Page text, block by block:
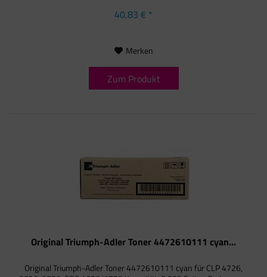
40,83 € *
Merken
Zum Produkt
Original Triumph-Adler Toner 4472610111 cyan...
Original Triumph-Adler Toner 4472610111 cyan für CLP 4726,